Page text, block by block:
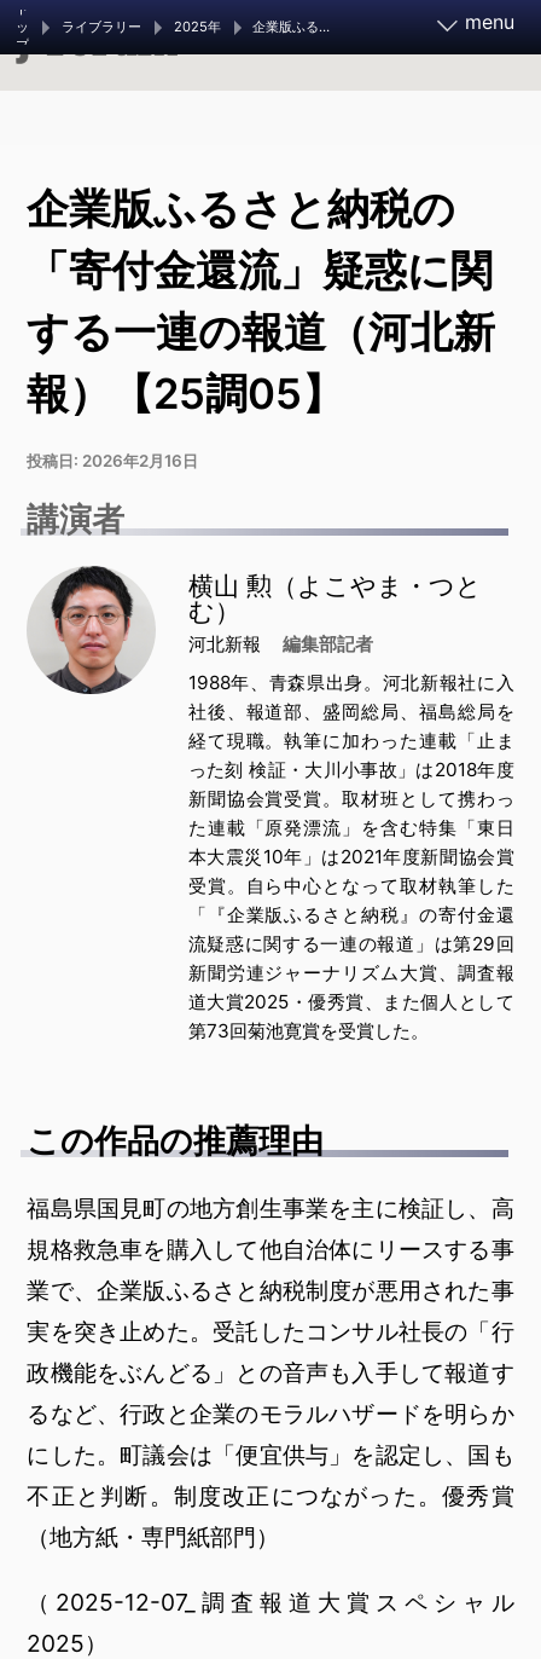
ト
ッ
プ
ライブラリー 2025年 企業版ふるさと納税の「寄付金還流」疑惑に関する一連の報道（河北新報）【25調05】 menu
11月21～23日 開催決定
お知らせ
フォーラムとは
調査報道大賞 2026 ご支援ください
調査報道の手引き 過去のフォーラム
企業版ふるさと納税の
「寄付金還流」疑惑に関
する一連の報道（河北新
報）【25調05】
投稿日: 2026年2月16日
講演者
横山 勲（よこやま・つと
む）
河北新報
編集部記者
1988年、青森県出身。河北新報社に入
社後、報道部、盛岡総局、福島総局を
経て現職。執筆に加わった連載「止ま
った刻 検証・大川小事故」は2018年度
新聞協会賞受賞。取材班として携わっ
た連載「原発漂流」を含む特集「東日
本大震災10年」は2021年度新聞協会賞
受賞。自ら中心となって取材執筆した
「『企業版ふるさと納税』の寄付金還
流疑惑に関する一連の報道」は第29回
新聞労連ジャーナリズム大賞、調査報
道大賞2025・優秀賞、また個人として
第73回菊池寛賞を受賞した。
この作品の推薦理由
福島県国見町の地方創生事業を主に検証し、高
規格救急車を購入して他自治体にリースする事
業で、企業版ふるさと納税制度が悪用された事
実を突き止めた。受託したコンサル社長の「行
政機能をぶんどる」との音声も入手して報道す
るなど、行政と企業のモラルハザードを明らか
にした。町議会は「便宜供与」を認定し、国も
不正と判断。制度改正につながった。優秀賞
（地方紙・専門紙部門）
（2025-12-07_調査報道大賞スペシャル
2025）